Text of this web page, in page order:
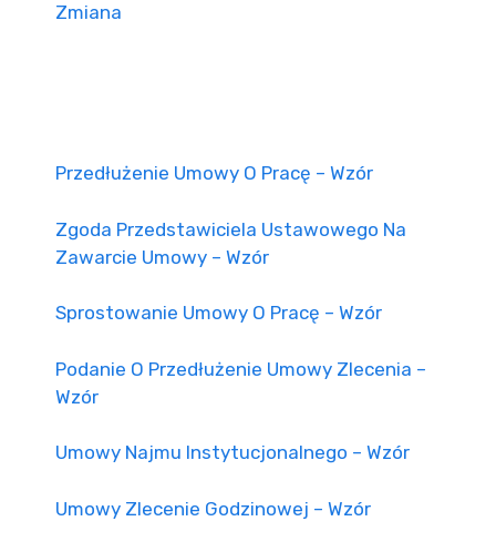
Zmiana
Przedłużenie Umowy O Pracę – Wzór
Zgoda Przedstawiciela Ustawowego Na
Zawarcie Umowy – Wzór
Sprostowanie Umowy O Pracę – Wzór
Podanie O Przedłużenie Umowy Zlecenia –
Wzór
Umowy Najmu Instytucjonalnego – Wzór
Umowy Zlecenie Godzinowej – Wzór